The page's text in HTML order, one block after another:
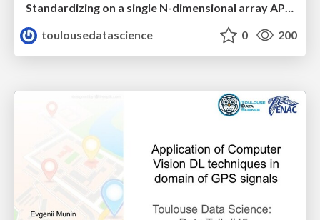
Standardizing on a single N-dimensional array API for Python
toulousedatascience
0 200